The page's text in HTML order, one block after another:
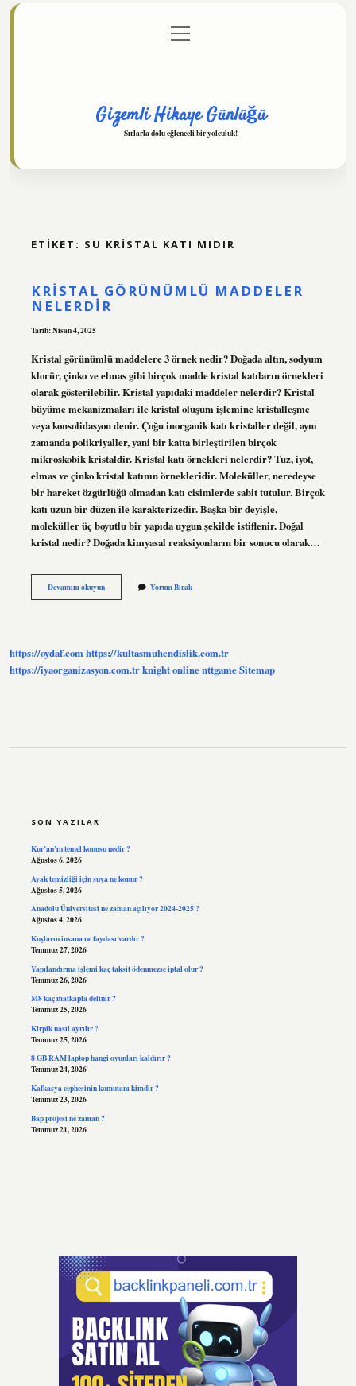
Gizlilik Politikası
menüyü
aç
Gizemli Hikaye Günlüğü
Sırlarla dolu eğlenceli bir yolculuk!
ETIKET: SU KRISTAL KATI MIDIR
KRISTAL GÖRÜNÜMLÜ MADDELER
NELERDIR
Tarih: Nisan 4, 2025
Kristal görünümlü maddelere 3 örnek nedir? Doğada altın, sodyum
klorür, çinko ve elmas gibi birçok madde kristal katıların örnekleri
olarak gösterilebilir. Kristal yapıdaki maddeler nelerdir? Kristal
büyüme mekanizmaları ile kristal oluşum işlemine kristalleşme
veya konsolidasyon denir. Çoğu inorganik katı kristaller değil, aynı
zamanda polikriyaller, yani bir katta birleştirilen birçok
mikroskobik kristaldir. Kristal katı örnekleri nelerdir? Tuz, iyot,
elmas ve çinko kristal katının örnekleridir. Moleküller, neredeyse
bir hareket özgürlüğü olmadan katı cisimlerde sabit tutulur. Birçok
katı uzun bir düzen ile karakterizedir. Başka bir deyişle,
moleküller üç boyutlu bir yapıda uygun şekilde istiflenir. Doğal
kristal nedir? Doğada kimyasal reaksiyonların bir sonucu olarak…
Devamını okuyunKristal
Görünümlü
Yorum Bırak
https://oydaf.comhttps://kultasmuhendislik.com.tr
https://iyaorganizasyon.com.trknight onlinenttgameSitemap
SON YAZILAR
Kur’an’ın temel konusu nedir ?
Ağustos 6, 2026
Ayak temizliği için suya ne konur ?
Ağustos 5, 2026
Anadolu Üniversitesi ne zaman açılıyor 2024-2025 ?
Ağustos 4, 2026
Kuşların insana ne faydası vardır ?
Temmuz 27, 2026
Yapılandırma işlemi kaç taksit ödenmezse iptal olur ?
Temmuz 26, 2026
M8 kaç matkapla delinir ?
Temmuz 25, 2026
Kirpik nasıl ayrılır ?
Temmuz 25, 2026
8 GB RAM laptop hangi oyunları kaldırır ?
Temmuz 24, 2026
Kafkasya cephesinin komutanı kimdir ?
Temmuz 23, 2026
Bap projesi ne zaman ?
Temmuz 21, 2026